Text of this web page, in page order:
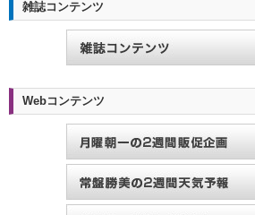
雑誌コンテンツ
Webコンテンツ